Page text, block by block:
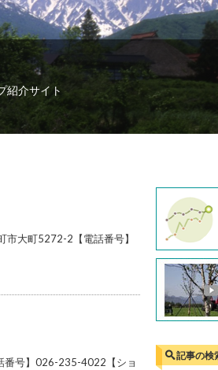
紹介サイト
大町5272-2【電話番号】
番号】026-235-4022【ショ
記事の検